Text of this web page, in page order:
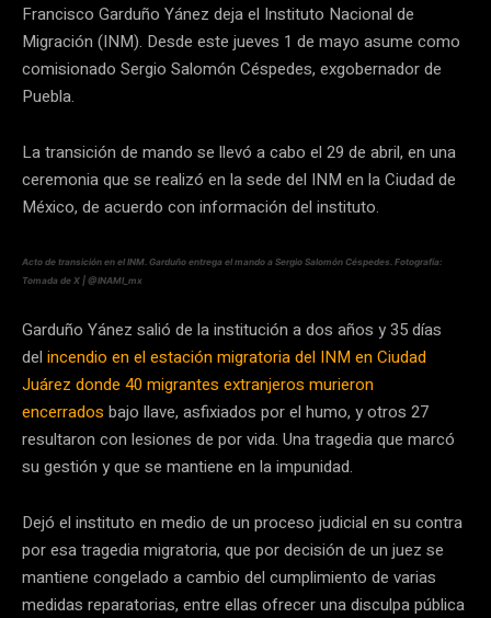
Francisco Garduño Yánez deja el Instituto Nacional de
Migración (INM). Desde este jueves 1 de mayo asume como
comisionado Sergio Salomón Céspedes, exgobernador de
Puebla.
La transición de mando se llevó a cabo el 29 de abril, en una
ceremonia que se realizó en la sede del INM en la Ciudad de
México, de acuerdo con información del instituto.
Acto de transición en el INM. Garduño entrega el mando a Sergio Salomón Céspedes. Fotografía:
Tomada de X | @INAMI_mx
Garduño Yánez salió de la institución a dos años y 35 días
del incendio en el estación migratoria del INM en Ciudad
Juárez donde 40 migrantes extranjeros murieron
encerrados bajo llave, asfixiados por el humo, y otros 27
resultaron con lesiones de por vida. Una tragedia que marcó
su gestión y que se mantiene en la impunidad.
Dejó el instituto en medio de un proceso judicial en su contra
por esa tragedia migratoria, que por decisión de un juez se
mantiene congelado a cambio del cumplimiento de varias
medidas reparatorias, entre ellas ofrecer una disculpa pública